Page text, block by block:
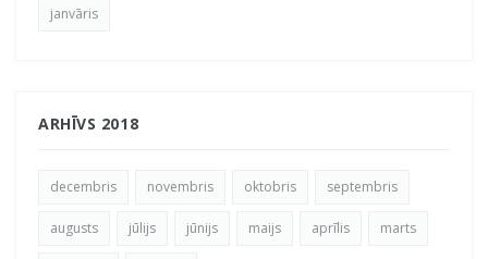
janvāris
ARHĪVS 2018
decembris novembris oktobris septembris
augusts jūlijs jūnijs maijs aprīlis marts